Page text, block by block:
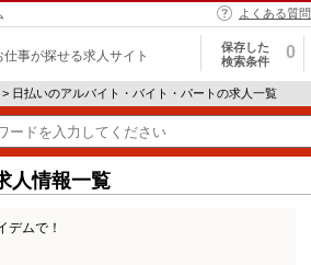
よくある質問
仕事が探せる求人サイト
保存した
検索条件
0
> 日払いのアルバイト・バイト・パートの求人一覧
人情報一覧
デムで！